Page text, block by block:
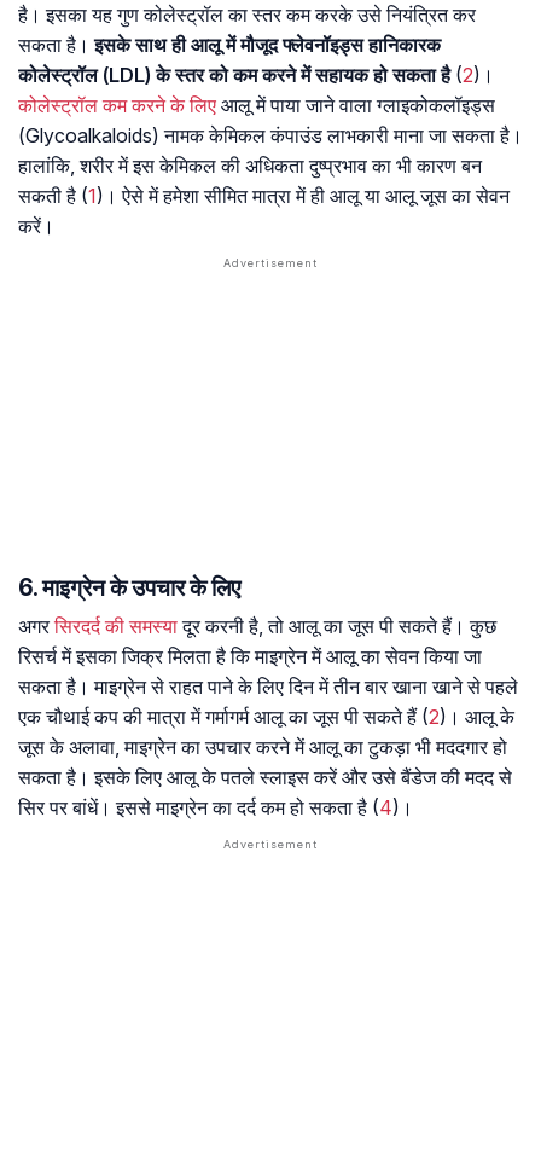
है। इसका यह गुण कोलेस्ट्रॉल का स्तर कम करके उसे नियंत्रित कर
सकता है।इसके साथ ही आलू में मौजूद फ्लेवनॉइड्स हानिकारक
कोलेस्ट्रॉल (LDL) के स्तर को कम करने में सहायक हो सकता है(2)।
कोलेस्ट्रॉल कम करने के लिए आलू में पाया जाने वाला ग्लाइकोकलॉइड्स
(Glycoalkaloids) नामक केमिकल कंपाउंड लाभकारी माना जा सकता है।
हालांकि, शरीर में इस केमिकल की अधिकता दुष्प्रभाव का भी कारण बन
सकती है (1)। ऐसे में हमेशा सीमित मात्रा में ही आलू या आलू जूस का सेवन
करें।
6. माइग्रेन के उपचार के लिए
अगरसिरदर्द की समस्यादूर करनी है, तो आलू का जूस पी सकते हैं। कुछ
रिसर्च में इसका जिक्र मिलता है कि माइग्रेन में आलू का सेवन किया जा
सकता है। माइग्रेन से राहत पाने के लिए दिन में तीन बार खाना खाने से पहले
एक चौथाई कप की मात्रा में गर्मागर्म आलू का जूस पी सकते हैं (2)। आलू के
जूस के अलावा, माइग्रेन का उपचार करने में आलू का टुकड़ा भी मददगार हो
सकता है। इसके लिए आलू के पतले स्लाइस करें और उसे बैंडेज की मदद से
सिर पर बांधें। इससे माइग्रेन का दर्द कम हो सकता है (4)।